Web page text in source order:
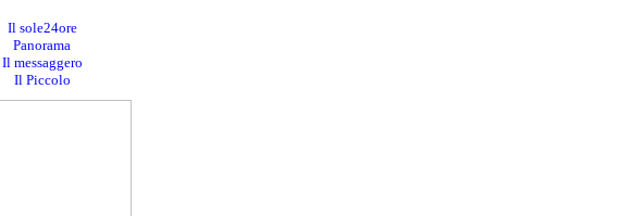
Il sole24ore
Panorama
Il messaggero
Il Piccolo